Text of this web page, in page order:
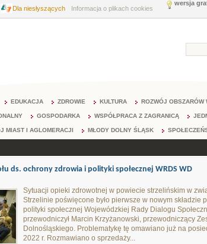
Dla niesłyszących Informacja o plikach cookies
wersja
EDUKACJA ZDROWIE KULTURA ROZWÓJ OBSZARÓW
GOSPODARKA WSPÓŁPRACA Z ZAGRANICĄ
MIAST I AGLOMERACJI MŁODY DOLNY ŚLĄSK
ds. ochrony zdrowia i polityki społecznej WRDS WD
Sytuacji opieki zdrowotnej w powiecie strzelińskim w
Strzelinie poświęcone było pierwsze w nowym składzie
polityki społecznej Wojewódzkiej Rady Dialogu
przewodniczył Marcin Krzyżanowski, przewodniczący
Dolnośląskiego. Problematykę tę omawiano już na
2022 r. Rozmawiano o sprzedaży...